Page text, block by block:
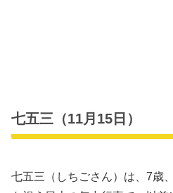
七五三（11月15日）
七五三（しちごさん）は、7歳